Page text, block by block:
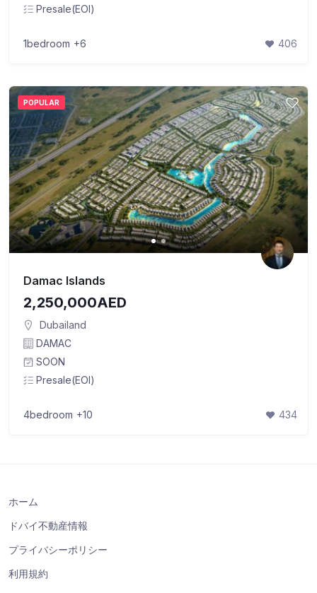
Presale(EOI)
1bedroom +6 406
POPULAR
Damac Islands
2,250,000AED
Dubailand
DAMAC
SOON
Presale(EOI)
4bedroom +10 434
ホーム
ドバイ不動産情報
プライバシーポリシー
利用規約